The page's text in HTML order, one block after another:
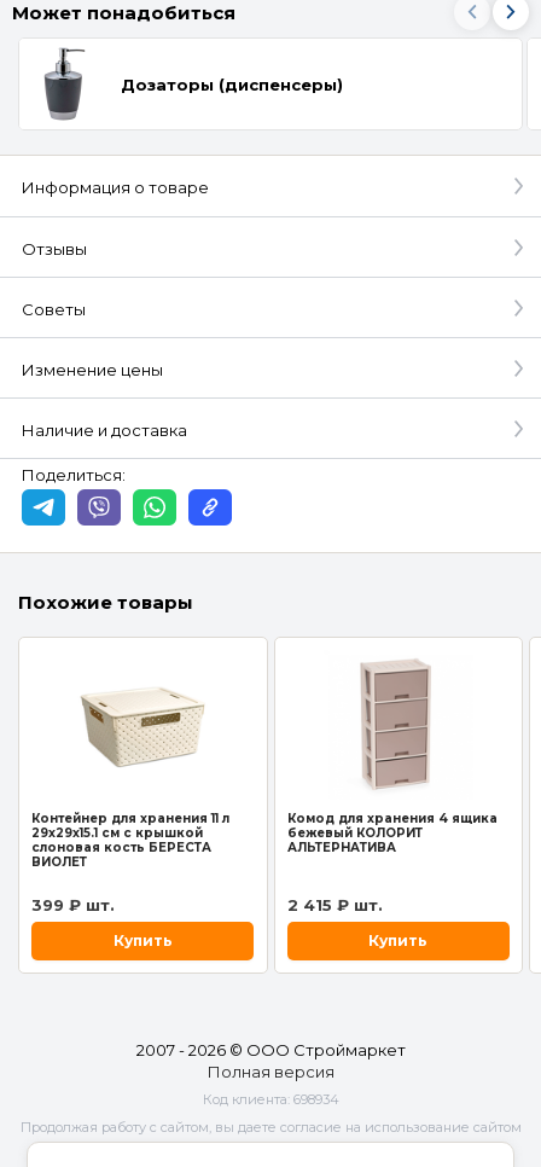
Может понадобиться
Дозаторы (диспенсеры)
Информация о товаре
Отзывы
Советы
Изменение цены
Наличие и доставка
Поделиться:
Похожие товары
Контейнер для хранения 11 л
29x29x15.1 см с крышкой
слоновая кость БЕРЕСТА
ВИОЛЕТ
399 ₽ шт.
Купить
Комод для хранения 4 ящика
бежевый КОЛОРИТ
АЛЬТЕРНАТИВА
2 415 ₽ шт.
Купить
2007 - 2026 © ООО Строймаркет
Полная версия
Код клиента: 698934
Продолжая работу с сайтом, вы даете согласие на использование сайтом
cookies иобработку персональных данныхв целях функционирования